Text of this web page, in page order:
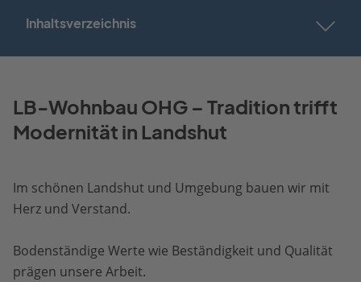
Inhaltsverzeichnis
LB-Wohnbau OHG – Tradition trifft
Modernität in Landshut
Im schönen Landshut und Umgebung bauen wir mit
Herz und Verstand.
Bodenständige Werte wie Beständigkeit und Qualität
prägen unsere Arbeit.